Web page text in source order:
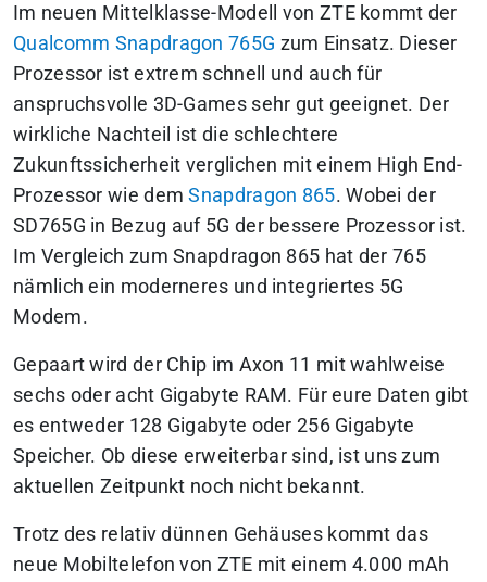
Im neuen Mittelklasse-Modell von ZTE kommt der
Qualcomm Snapdragon 765G zum Einsatz. Dieser
Prozessor ist extrem schnell und auch für
anspruchsvolle 3D-Games sehr gut geeignet. Der
wirkliche Nachteil ist die schlechtere
Zukunftssicherheit verglichen mit einem High End-
Prozessor wie demSnapdragon 865. Wobei der
SD765G in Bezug auf 5G der bessere Prozessor ist.
Im Vergleich zum Snapdragon 865 hat der 765
nämlich ein moderneres und integriertes 5G
Modem.
Gepaart wird der Chip im Axon 11 mit wahlweise
sechs oder acht Gigabyte RAM. Für eure Daten gibt
es entweder 128 Gigabyte oder 256 Gigabyte
Speicher. Ob diese erweiterbar sind, ist uns zum
aktuellen Zeitpunkt noch nicht bekannt.
Trotz des relativ dünnen Gehäuses kommt das
neue Mobiltelefon von ZTE mit einem 4.000 mAh